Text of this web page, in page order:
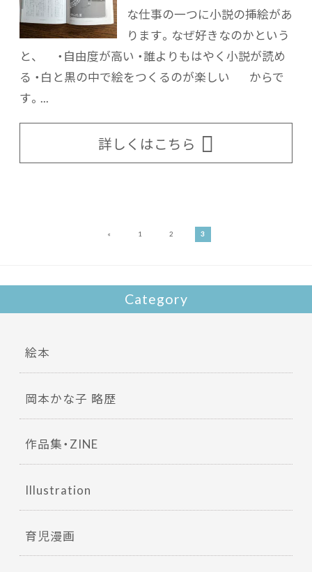
な仕事の一つに小説の挿絵があ
ります。なぜ好きなのかという
と、 ・自由度が高い ・誰よりもはやく小説が読め
る ・白と黒の中で絵をつくるのが楽しい からで
す。...
詳しくはこちら
« 1 2 3
Category
絵本
岡本かな子 略歴
作品集・ZINE
Illustration
育児漫画